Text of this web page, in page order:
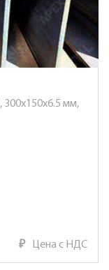
мм,
₽ Цена с НДС